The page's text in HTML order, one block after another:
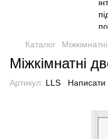
Каталог
Міжкімнатні
Артикул: LLS Написати